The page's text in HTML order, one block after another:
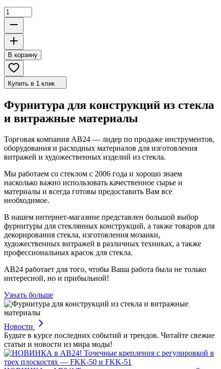
В корзину
Купить в 1 клик
Фурнитура для конструкций из стекла
и витражные материалы
Торговая компания АВ24 — лидер по продаже инструментов,
оборудования и расходных материалов для изготовления
витражей и художественных изделий из стекла.
Мы работаем со стеклом с 2006 года и хорошо знаем
насколько важно использовать качественное сырье и
материалы и всегда готовы предоставить Вам все
необходимое.
В нашем интернет-магазине представлен большой выбор
фурнитуры для стеклянных конструкций, а также товаров для
декорирования стекла, изготовления мозаики,
художественных витражей в различных техниках, а также
профессиональных красок для стекла.
АВ24 работает для того, чтобы Ваша работа была не только
интересной, но и прибыльной!
Узнать больше
Новости
Будьте в курсе последних событий и трендов. Читайте свежие
статьи и новости из мира моды!